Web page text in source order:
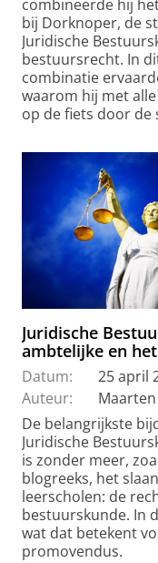
combineerde hij
bij Dorknoper, de
Juridische
bestuursrecht. In
combinatie
waarom hij met
op de fiets door de
Juridische
ambtelijke en
Datum:
25 april
Auteur:
De belangrijkste
Juridische
is zonder meer,
blogreeks, het
leerscholen: de
bestuurskunde. In
wat dat betekent
promovendus.